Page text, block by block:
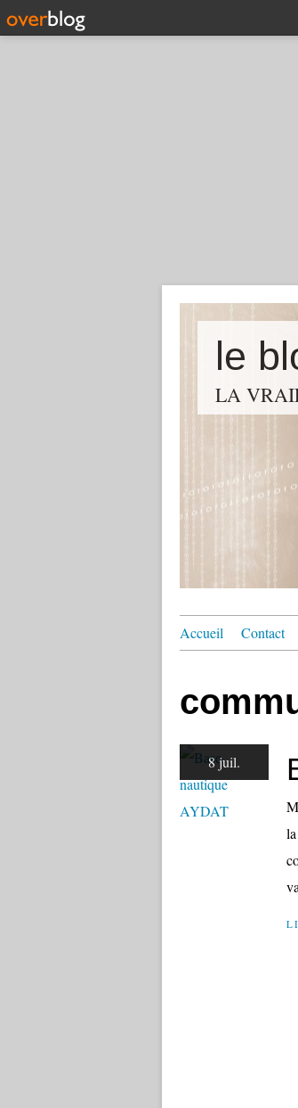
le
LA
Accueil Contact
8 juil.